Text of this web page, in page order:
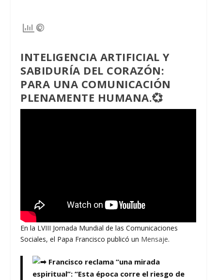
INTELIGENCIA ARTIFICIAL Y
SABIDURÍA DEL CORAZÓN:
PARA UNA COMUNICACIÓN
PLENAMENTE HUMANA.💞
En la LVIII Jornada Mundial de las Comunicaciones
Sociales, el Papa Francisco publicó un Mensaje.
Francisco reclama “una mirada
espiritual”: “Esta época corre el riesgo de